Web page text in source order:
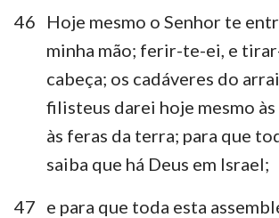
46
Hoje mesmo o Senhor te
minha mão; ferir-te-ei, e
cabeça; os cadáveres do
filisteus darei hoje mesmo às
às feras da terra; para que
saiba que há Deus em Israel;
47 e para que toda esta